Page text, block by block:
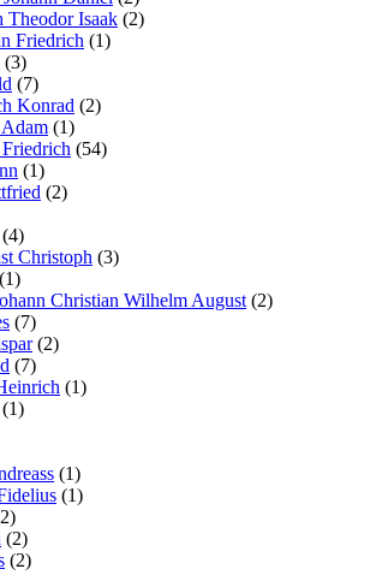
Theodor Isaak (2)
Friedrich (1)
(3)
(7)
Konrad (2)
(1)
(54)
(1)
(2)
(4)
Christoph (3)
(1)
Christian Wilhelm August (2)
(7)
(2)
(7)
(1)
(1)
(1)
(1)
(2)
(2)